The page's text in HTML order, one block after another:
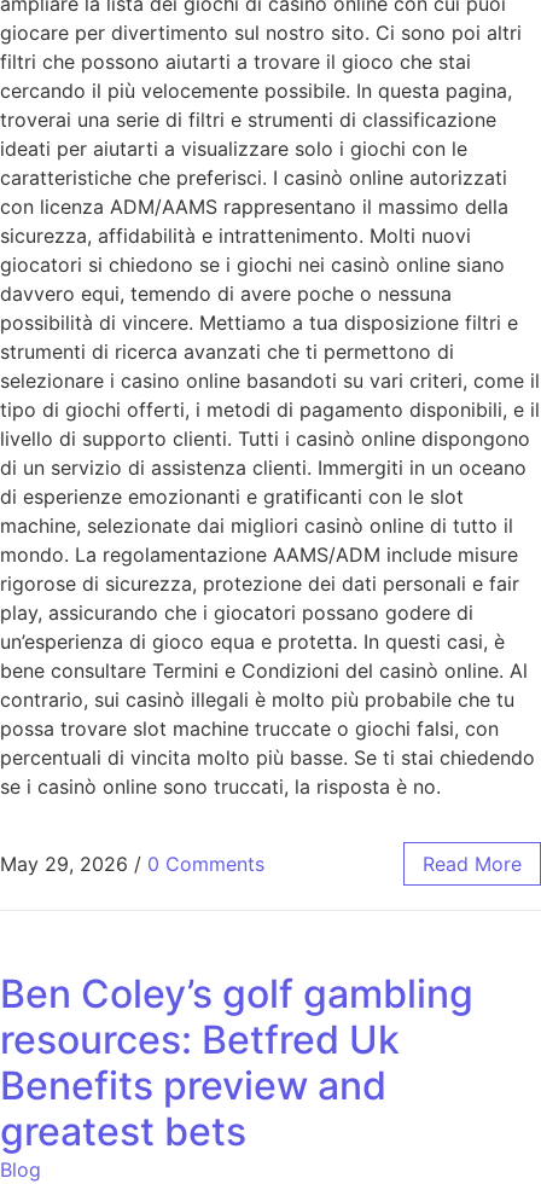
giocare per divertimento sul nostro sito. Ci sono poi altri
filtri che possono aiutarti a trovare il gioco che stai
cercando il più velocemente possibile. In questa pagina,
troverai una serie di filtri e strumenti di classificazione
ideati per aiutarti a visualizzare solo i giochi con le
caratteristiche che preferisci. I casinò online autorizzati
con licenza ADM/AAMS rappresentano il massimo della
sicurezza, affidabilità e intrattenimento. Molti nuovi
giocatori si chiedono se i giochi nei casinò online siano
davvero equi, temendo di avere poche o nessuna
possibilità di vincere. Mettiamo a tua disposizione filtri e
strumenti di ricerca avanzati che ti permettono di
selezionare i casino online basandoti su vari criteri, come il
tipo di giochi offerti, i metodi di pagamento disponibili, e il
livello di supporto clienti. Tutti i casinò online dispongono
di un servizio di assistenza clienti. Immergiti in un oceano
di esperienze emozionanti e gratificanti con le slot
machine, selezionate dai migliori casinò online di tutto il
mondo. La regolamentazione AAMS/ADM include misure
rigorose di sicurezza, protezione dei dati personali e fair
play, assicurando che i giocatori possano godere di
un’esperienza di gioco equa e protetta. In questi casi, è
bene consultare Termini e Condizioni del casinò online. Al
contrario, sui casinò illegali è molto più probabile che tu
possa trovare slot machine truccate o giochi falsi, con
percentuali di vincita molto più basse. Se ti stai chiedendo
se i casinò online sono truccati, la risposta è no.
May 29, 2026 / 0 Comments Read More
Ben Coley’s golf gambling
resources: Betfred Uk
Benefits preview and
greatest bets
Blog